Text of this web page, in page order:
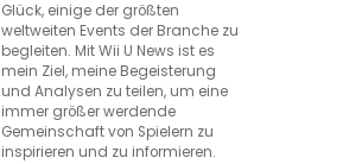
Glück, einige der größten
weltweiten Events der Branche zu
begleiten. Mit Wii U News ist es
mein Ziel, meine Begeisterung
und Analysen zu teilen, um eine
immer größer werdende
Gemeinschaft von Spielern zu
inspirieren und zu informieren.